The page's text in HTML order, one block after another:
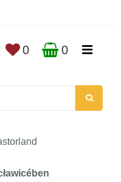
0 0